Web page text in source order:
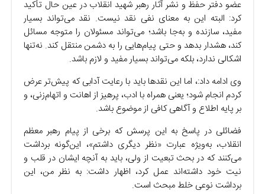
عضو دفتر حفظ و نشر آثار رهبر شهید انقلاب در عین حال تأکید
کرد: البته این به معنای نفی نقد نیست. نقد می‌تواند بسیار
مفید، سازنده و به‌جا باشد؛ می‌تواند مسئولان را متوجه مسائل
کند، هشدار بدهد و حتی پیام‌هایی را به دشمن منتقل کند. نه‌تنها
اشکالی ندارد، بلکه می‌تواند بسیار مفید و لازم باشد.
وی ادامه داد:، اما این نقدها باید با رعایت آدابی که پیش‌تر عرض
کردم انجام شود؛ یعنی همراه با ادب، پرهیز از اهانت و اتهام‌زنی، و
بر پایه اطلاع و آگاهی کافی از موضوع باشد.
فضائلی در پاسخ به این پرسش که برخی از پیام رهبر معظم
انقلاب، به‌ویژه عبارت «نظر دیگری داشتم»، این‌گونه برداشت
می‌کنند که در بحث تبعیت از ولی، باید به آنچه ایشان در قلب و
نیت خود داشته‌اند عمل کرد، اظهار داشت: به نظر من، این
برداشت نوعی خلط مبحث است.